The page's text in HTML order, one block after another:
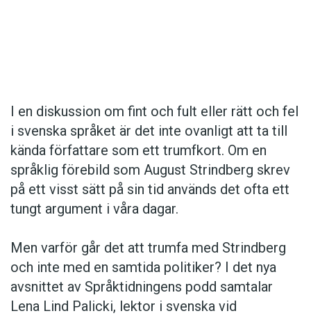
Hantera cookie-inställningar
I en diskussion om fint och fult eller rätt och fel
i svenska språket är det inte ovanligt att ta till
kända författare som ett trumfkort. Om en
språklig förebild som August Strindberg skrev
på ett visst sätt på sin tid används det ofta ett
tungt argument i våra dagar.
Men varför går det att trumfa med Strindberg
och inte med en samtida politiker? I det nya
avsnittet av Språktidningens podd samtalar
Lena Lind Palicki, lektor i svenska vid